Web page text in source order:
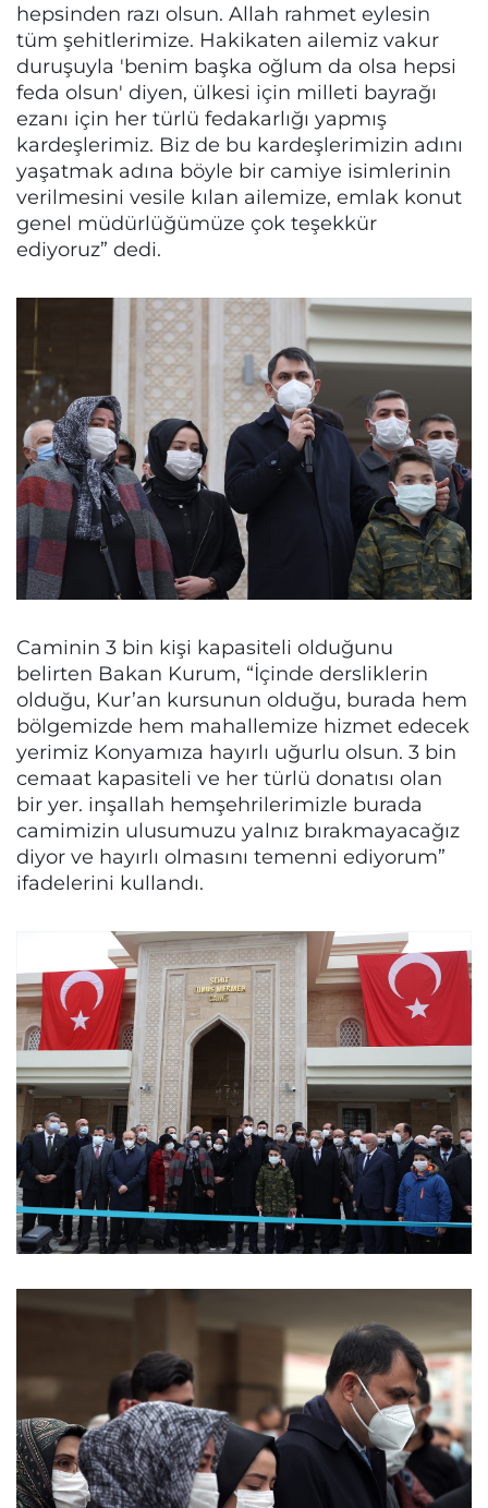
hepsinden razı olsun. Allah rahmet eylesin
tüm şehitlerimize. Hakikaten ailemiz vakur
duruşuyla 'benim başka oğlum da olsa hepsi
feda olsun' diyen, ülkesi için milleti bayrağı
ezanı için her türlü fedakarlığı yapmış
kardeşlerimiz. Biz de bu kardeşlerimizin adını
yaşatmak adına böyle bir camiye isimlerinin
verilmesini vesile kılan ailemize, emlak konut
genel müdürlüğümüze çok teşekkür
ediyoruz” dedi.
Caminin 3 bin kişi kapasiteli olduğunu
belirten Bakan Kurum, “İçinde dersliklerin
olduğu, Kur’an kursunun olduğu, burada hem
bölgemizde hem mahallemize hizmet edecek
yerimiz Konyamıza hayırlı uğurlu olsun. 3 bin
cemaat kapasiteli ve her türlü donatısı olan
bir yer. inşallah hemşehrilerimizle burada
camimizin ulusumuzu yalnız bırakmayacağız
diyor ve hayırlı olmasını temenni ediyorum”
ifadelerini kullandı.